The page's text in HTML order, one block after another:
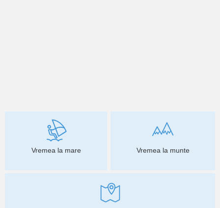
Vremea la mare Vremea la munte